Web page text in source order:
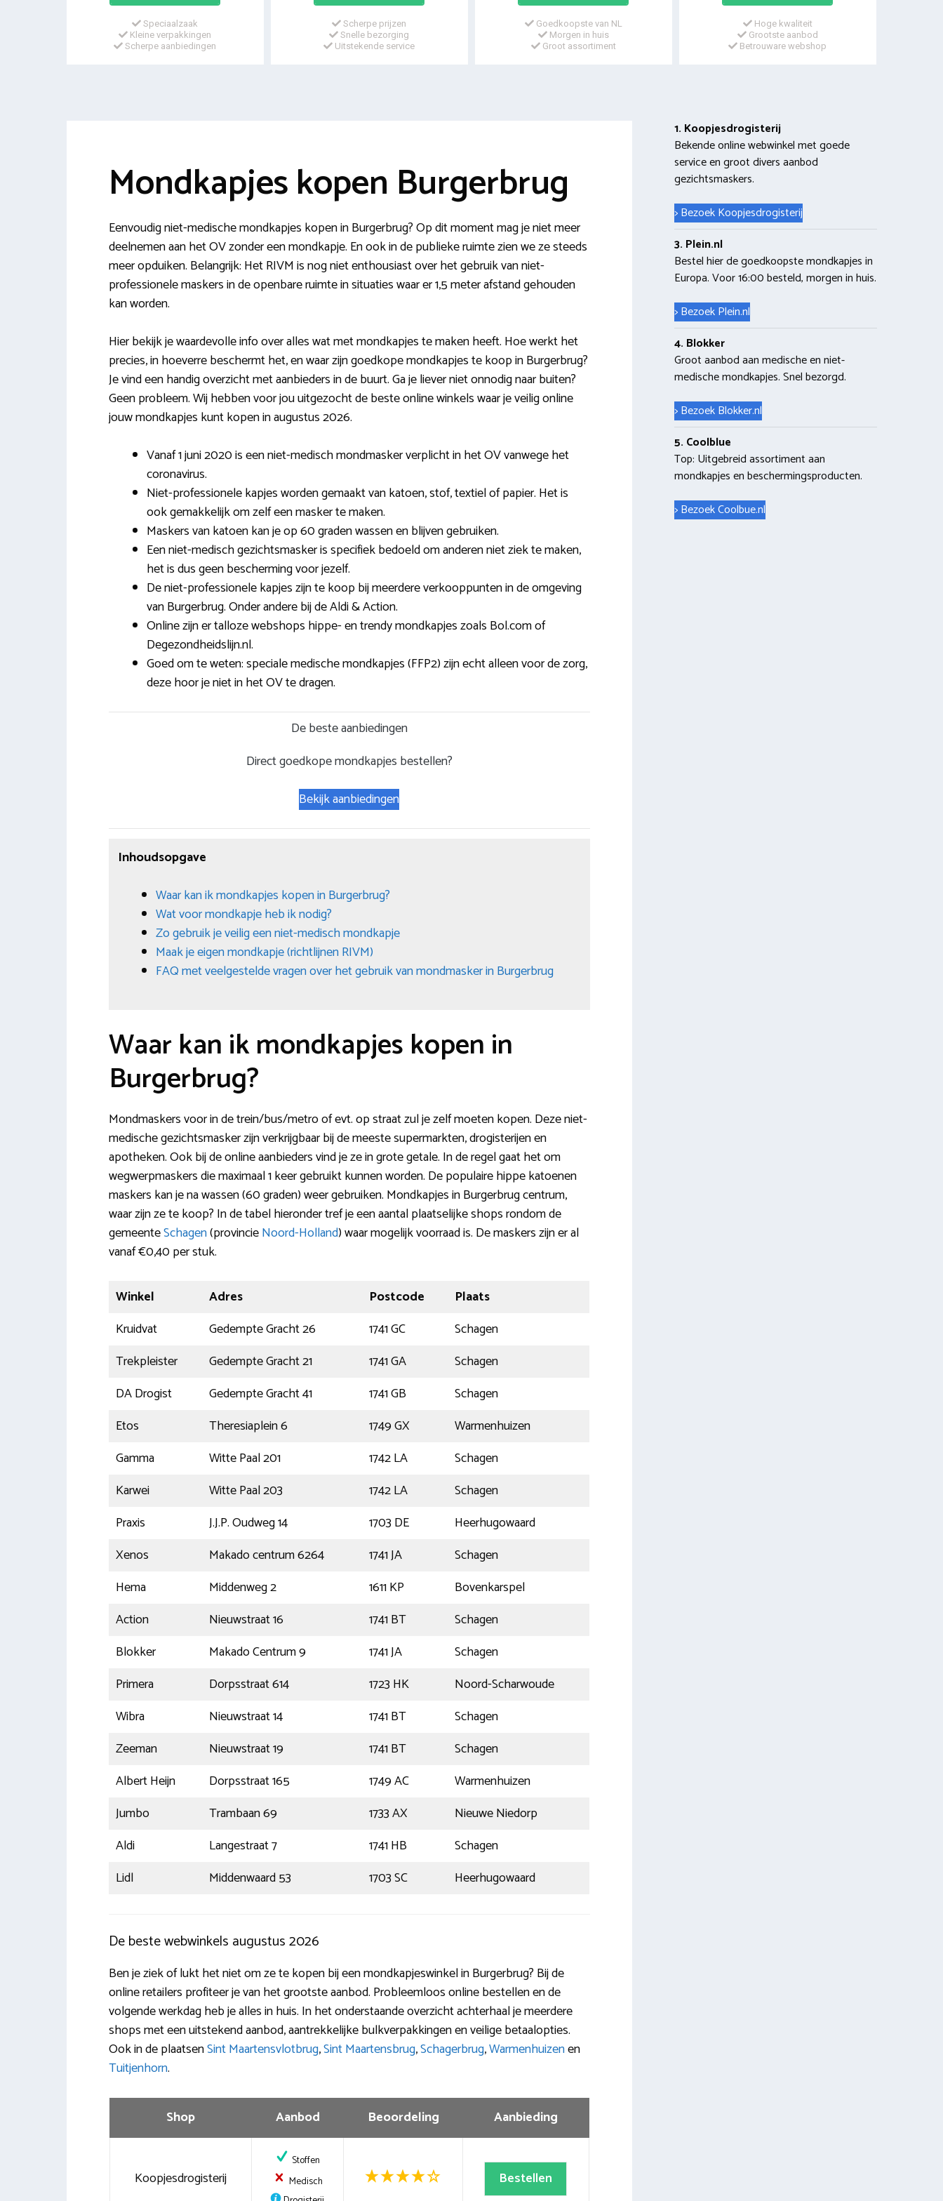
Speciaalzaak
Kleine verpakkingen
Scherpe aanbiedingen
Scherpe prijzen
Snelle bezorging
Uitstekende service
Goedkoopste van NL
Morgen in huis
Groot assortiment
Hoge kwaliteit
Grootste aanbod
Betrouware webshop
Mondkapjes kopen Burgerbrug
Eenvoudig niet-medische mondkapjes kopen in Burgerbrug? Op dit moment mag je niet meer
deelnemen aan het OV zonder een mondkapje. En ook in de publieke ruimte zien we ze steeds
meer opduiken. Belangrijk: Het RIVM is nog niet enthousiast over het gebruik van niet-
professionele maskers in de openbare ruimte in situaties waar er 1,5 meter afstand gehouden
kan worden.
Hier bekijk je waardevolle info over alles wat met mondkapjes te maken heeft. Hoe werkt het
precies, in hoeverre beschermt het, en waar zijn goedkope mondkapjes te koop in Burgerbrug?
Je vind een handig overzicht met aanbieders in de buurt. Ga je liever niet onnodig naar buiten?
Geen probleem. Wij hebben voor jou uitgezocht de beste online winkels waar je veilig online
jouw mondkapjes kunt kopen in augustus 2026.
Vanaf 1 juni 2020 is een niet-medisch mondmasker verplicht in het OV vanwege het
coronavirus.
Niet-professionele kapjes worden gemaakt van katoen, stof, textiel of papier. Het is
ook gemakkelijk om zelf een masker te maken.
Maskers van katoen kan je op 60 graden wassen en blijven gebruiken.
Een niet-medisch gezichtsmasker is specifiek bedoeld om anderen niet ziek te maken,
het is dus geen bescherming voor jezelf.
De niet-professionele kapjes zijn te koop bij meerdere verkooppunten in de omgeving
van Burgerbrug. Onder andere bij de Aldi & Action.
Online zijn er talloze webshops hippe- en trendy mondkapjes zoals Bol.com of
Degezondheidslijn.nl.
Goed om te weten: speciale medische mondkapjes (FFP2) zijn echt alleen voor de zorg,
deze hoor je niet in het OV te dragen.
De beste aanbiedingen
Direct goedkope mondkapjes bestellen?
Bekijk aanbiedingen
Inhoudsopgave
Waar kan ik mondkapjes kopen in Burgerbrug?
Wat voor mondkapje heb ik nodig?
Zo gebruik je veilig een niet-medisch mondkapje
Maak je eigen mondkapje (richtlijnen RIVM)
FAQ met veelgestelde vragen over het gebruik van mondmasker in Burgerbrug
Waar kan ik mondkapjes kopen in
Burgerbrug?
Mondmaskers voor in de trein/bus/metro of evt. op straat zul je zelf moeten kopen. Deze niet-
medische gezichtsmasker zijn verkrijgbaar bij de meeste supermarkten, drogisterijen en
apotheken. Ook bij de online aanbieders vind je ze in grote getale. In de regel gaat het om
wegwerpmaskers die maximaal 1 keer gebruikt kunnen worden. De populaire hippe katoenen
maskers kan je na wassen (60 graden) weer gebruiken. Mondkapjes in Burgerbrug centrum,
waar zijn ze te koop? In de tabel hieronder tref je een aantal plaatselijke shops rondom de
gemeenteSchagen(provincieNoord-Holland) waar mogelijk voorraad is. De maskers zijn er al
vanaf €0,40 per stuk.
Winkel Adres Postcode
Plaats
Kruidvat
Gedempte Gracht 26 1741 GC
Schagen
Trekpleister
Gedempte Gracht 21 1741 GA
Schagen
DA Drogist
Gedempte Gracht 41 1741 GB
Schagen
Etos
Theresiaplein 6 1749 GX
Warmenhuizen
Gamma
Witte Paal 201 1742 LA
Schagen
Karwei
Witte Paal 203 1742 LA
Schagen
Praxis
J.J.P. Oudweg 14 1703 DE
Heerhugowaard
Xenos
Makado centrum 6264 1741 JA
Schagen
Hema
Middenweg 2 1611 KP
Bovenkarspel
Action
Nieuwstraat 16 1741 BT
Schagen
Blokker
Makado Centrum 9 1741 JA
Schagen
Primera
Dorpsstraat 614 1723 HK
Noord-Scharwoude
Wibra
Nieuwstraat 14 1741 BT
Schagen
Zeeman
Nieuwstraat 19 1741 BT
Schagen
Albert Heijn
Dorpsstraat 165 1749 AC
Warmenhuizen
Jumbo
Trambaan 69 1733 AX
Nieuwe Niedorp
Aldi
Langestraat 7 1741 HB
Schagen
Lidl
Middenwaard 53 1703 SC Heerhugowaard
De beste webwinkels augustus 2026
Ben je ziek of lukt het niet om ze te kopen bij een mondkapjeswinkel in Burgerbrug? Bij de
online retailers profiteer je van het grootste aanbod. Probleemloos online bestellen en de
volgende werkdag heb je alles in huis. In het onderstaande overzicht achterhaal je meerdere
shops met een uitstekend aanbod, aantrekkelijke bulkverpakkingen en veilige betaalopties.
Ook in de plaatsenSint Maartensvlotbrug,Sint Maartensbrug,Schagerbrug,Warmenhuizenen
Tuitjenhorn.
Shop Aanbod Beoordeling Aanbieding
Koopjesdrogisterij
Stoffen
Medisch
Bestellen
1. Koopjesdrogisterij
Bekende online webwinkel met goede
service en groot divers aanbod
gezichtsmaskers.
> Bezoek Koopjesdrogisterij
3. Plein.nl
Bestel hier de goedkoopste mondkapjes in
Europa. Voor 16:00 besteld, morgen in huis.
> Bezoek Plein.nl
4. Blokker
Groot aanbod aan medische en niet-
medische mondkapjes. Snel bezorgd.
> Bezoek Blokker.nl
5. Coolblue
Top: Uitgebreid assortiment aan
mondkapjes en beschermingsproducten.
> Bezoek Coolbue.nl